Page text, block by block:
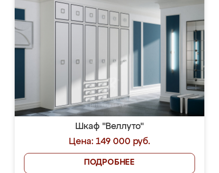
Шкаф "Веллуто"
Цена: 149 000 руб.
ПОДРОБНЕЕ